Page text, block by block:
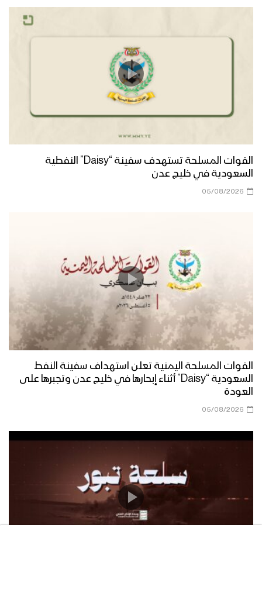
القوات المسلحة تستهدف سفينة “Daisy” النفطية
السعودية في خليج عدن
05/08/2026
القوات المسلحة اليمنية تعلن استهداف سفينة النفط
السعودية “Daisy” أثناء إبحارها في خليج عدن وتجبرها على
العودة
05/08/2026